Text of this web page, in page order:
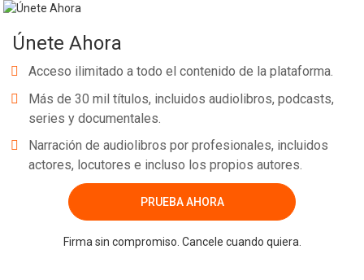
Únete Ahora
Acceso ilimitado a todo el contenido de la plataforma.
Más de 30 mil títulos, incluidos audiolibros, podcasts,
series y documentales.
Narración de audiolibros por profesionales, incluidos
actores, locutores e incluso los propios autores.
PRUEBA AHORA
Firma sin compromiso. Cancele cuando quiera.